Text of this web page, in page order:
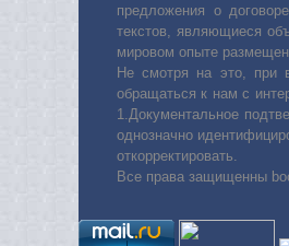
предложения о
текстов, являющиеся
мировом опыте
Не смотря на это, при
обращаться к нам с
1.Документальное
однозначно
откорректировать.
Все права защищенны